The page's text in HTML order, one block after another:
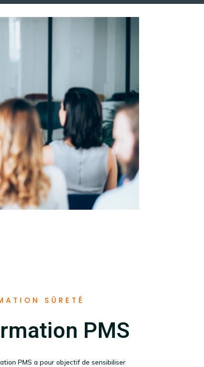
SÛRETÉ
PMS
PMS a pour objectif de sensibiliser